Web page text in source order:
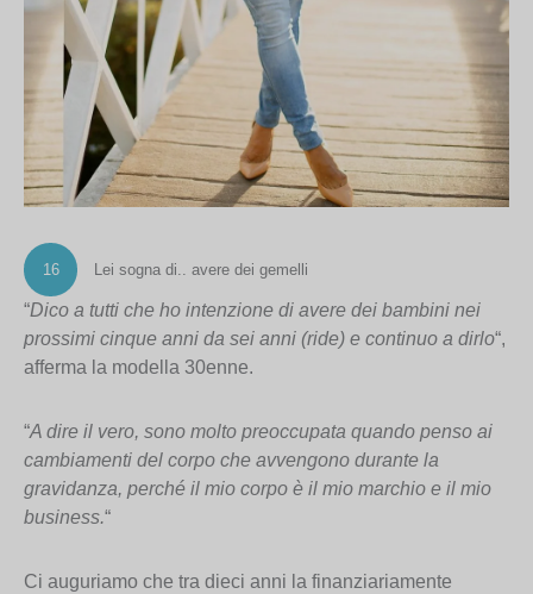
16 Lei sogna di.. avere dei gemelli
“Dico a tutti che ho intenzione di avere dei bambini nei
prossimi cinque anni da sei anni (ride) e continuo a dirlo“,
afferma la modella 30enne.
“A dire il vero, sono molto preoccupata quando penso ai
cambiamenti del corpo che avvengono durante la
gravidanza, perché il mio corpo è il mio marchio e il mio
business.“
Ci auguriamo che tra dieci anni la finanziariamente